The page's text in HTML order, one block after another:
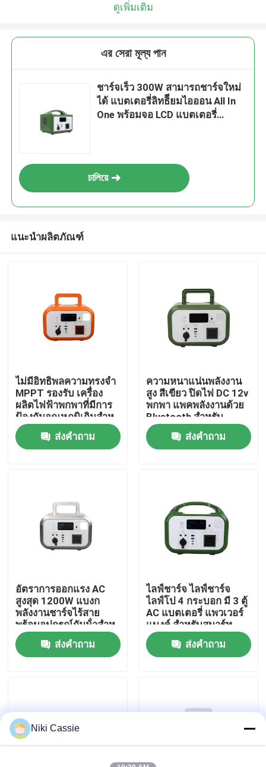
บ้าน
เกี่ยวกับเรา
ควบคุมคุณภาพ
ติดต่อเรา
ขอใบเสนอราคา
สถานีไฟฟ้าพลังงานแสงอาทิตย์แบบพกพา
ดูเพิ่มเติม
এর সেরা মূল্য পান
ชาร์จเร็ว 300W สามารถชาร์จใหม่
ได้ แบตเตอรี่ลิทธิียมไอออน All In
One พร้อมจอ LCD แบตเตอรี่
চালিয়ে
แนะนำผลิตภัณฑ์
ไม่มีอิทธิพลความทรงจํา
MPPT รองรับ เครื่อง
ผลิตไฟฟ้าพกพาที่มีการ
ป้องกันอุณหภูมิเกินสําห
รับการช่วยเหลือภัยพิบัติ
ส่งคำถาม
ความหนาแน่นพลังงาน
สูง สีเขียว ปิดไฟ DC 12v
พกพา แพคพลังงานด้วย
Bluetooth สําหรับ
Drone
ส่งคำถาม
อัตราการออกแรง AC
สูงสุด 1200W แบงก
พลังงานชาร์จไร้สาย
พร้อมอุปกรณ์กันน้ําสําห
รับสมาร์ทโฟน
ส่งคำถาม
ไลฟ์ชาร์จ ไลฟ์ชาร์จ
ไลฟ์โป 4 กระบอก มี 3 ตู้
AC แบตเตอรี่ แพวเวอร์
แบงค์ สําหรับสมาร์ท
โฟน
ส่งคำถาม
Niki Cassie